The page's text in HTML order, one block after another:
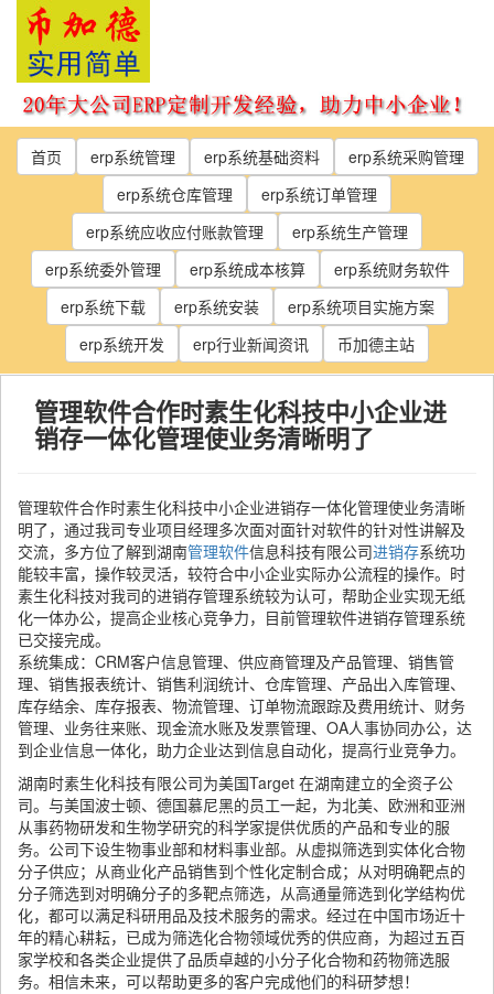
Skip
content
首页 erp系统管理 erp系统基础资料
erp系统采购管理
erp系统仓库管理
erp系统订单管理
erp系统应收应付账款管理
erp系统生产管理
erp系统委外管理
erp系统成本核算
erp系统财务软件
erp系统下载
erp系统安装
erp系统项目实施方案
erp系统开发
erp行业新闻资讯 币加德主站
管理软件合作时素生化科技中小企业进
销存一体化管理使业务清晰明了
管理软件合作时素生化科技中小企业进销存一体化管理使业务清晰
明了，通过我司专业项目经理多次面对面针对软件的针对性讲解及
交流，多方位了解到湖南管理软件信息科技有限公司进销存系统功
能较丰富，操作较灵活，较符合中小企业实际办公流程的操作。时
素生化科技对我司的进销存管理系统较为认可，帮助企业实现无纸
化一体办公，提高企业核心竞争力，目前管理软件进销存管理系统
已交接完成。
系统集成：CRM客户信息管理、供应商管理及产品管理、销售管
理、销售报表统计、销售利润统计、仓库管理、产品出入库管理、
库存结余、库存报表、物流管理、订单物流跟踪及费用统计、财务
管理、业务往来账、现金流水账及发票管理、OA人事协同办公，达
到企业信息一体化，助力企业达到信息自动化，提高行业竞争力。
湖南时素生化科技有限公司为美国Target 在湖南建立的全资子公
司。与美国波士顿、德国慕尼黑的员工一起，为北美、欧洲和亚洲
从事药物研发和生物学研究的科学家提供优质的产品和专业的服
务。公司下设生物事业部和材料事业部。从虚拟筛选到实体化合物
分子供应；从商业化产品销售到个性化定制合成；从对明确靶点的
分子筛选到对明确分子的多靶点筛选，从高通量筛选到化学结构优
化，都可以满足科研用品及技术服务的需求。经过在中国市场近十
年的精心耕耘，已成为筛选化合物领域优秀的供应商，为超过五百
家学校和各类企业提供了品质卓越的小分子化合物和药物筛选服
务。相信未来，可以帮助更多的客户完成他们的科研梦想！